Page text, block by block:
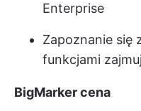
Enterprise
Zapoznanie się
funkcjami
BigMarkercena